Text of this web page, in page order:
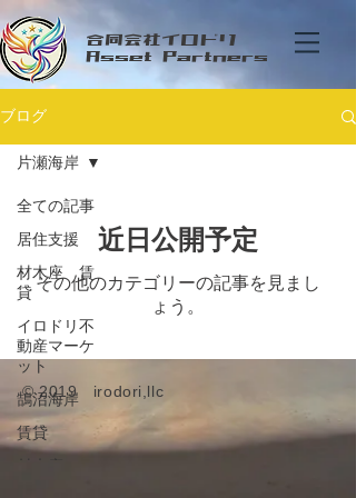
合同会社イロドリ
Asset Partners
ブログ
全ての記事
居住支援
材木座 賃
貸
イロドリ不
動産マーケ
ット
鵠沼海岸
賃貸
材木座
片瀬海岸
近日公開予定
その他のカテゴリーの記事を見まし
ょう。
© 2019 irodori,llc